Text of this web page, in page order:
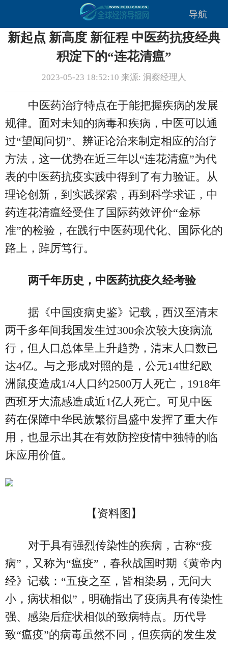
导航
新起点 新高度 新征程 中医药抗疫经典
积淀下的“连花清瘟”
2023-05-23 18:52:10 来源: 洞察经理人
中医药治疗特点在于能把握疾病的发展
规律。面对未知的病毒和疾病，中医可以通
过“望闻问切”、辨证论治来制定相应的治疗
方法，这一优势在近三年以“连花清瘟”为代
表的中医药抗疫实践中得到了有力验证。从
理论创新，到实践探索，再到科学求证，中
药连花清瘟经受住了国际药效评价“金标
准”的检验，在践行中医药现代化、国际化的
路上，踔厉笃行。
两千年历史，中医药抗疫久经考验
据《中国疫病史鉴》记载，西汉至清末
两千多年间我国发生过300余次较大疫病流
行，但人口总体呈上升趋势，清末人口数已
达4亿。与之形成对照的是，公元14世纪欧
洲鼠疫造成1/4人口约2500万人死亡，1918年
西班牙大流感造成近1亿人死亡。可见中医
药在保障中华民族繁衍昌盛中发挥了重大作
用，也显示出其在有效防控疫情中独特的临
床应用价值。
【资料图】
对于具有强烈传染性的疾病，古称“疫
病”，又称为“瘟疫”，春秋战国时期《黄帝内
经》记载：“五疫之至，皆相染易，无问大
小，病状相似”，明确指出了疫病具有传染性
强、感染后症状相似的致病特点。历代导
致“瘟疫”的病毒虽然不同，但疾病的发生发